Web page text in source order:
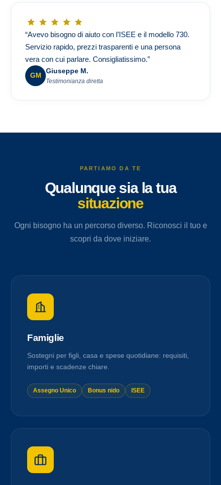
“Avevo bisogno di aiuto con l’ISEE e il modello 730.
Servizio rapido, prezzi trasparenti e una persona
vera con cui parlare. Consigliatissimo.”
GM
Giuseppe M.
Testimonianza diretta
PARTIAMO DA TE
Qualunque sia la tua
situazione
Ogni bisogno ha un percorso diverso. Riconosci il tuo e
scopri da dove iniziare.
Famiglie
Sostegni per figli, casa e spese quotidiane: requisiti,
importi e scadenze chiare.
Assegno Unico Bonus nido ISEE